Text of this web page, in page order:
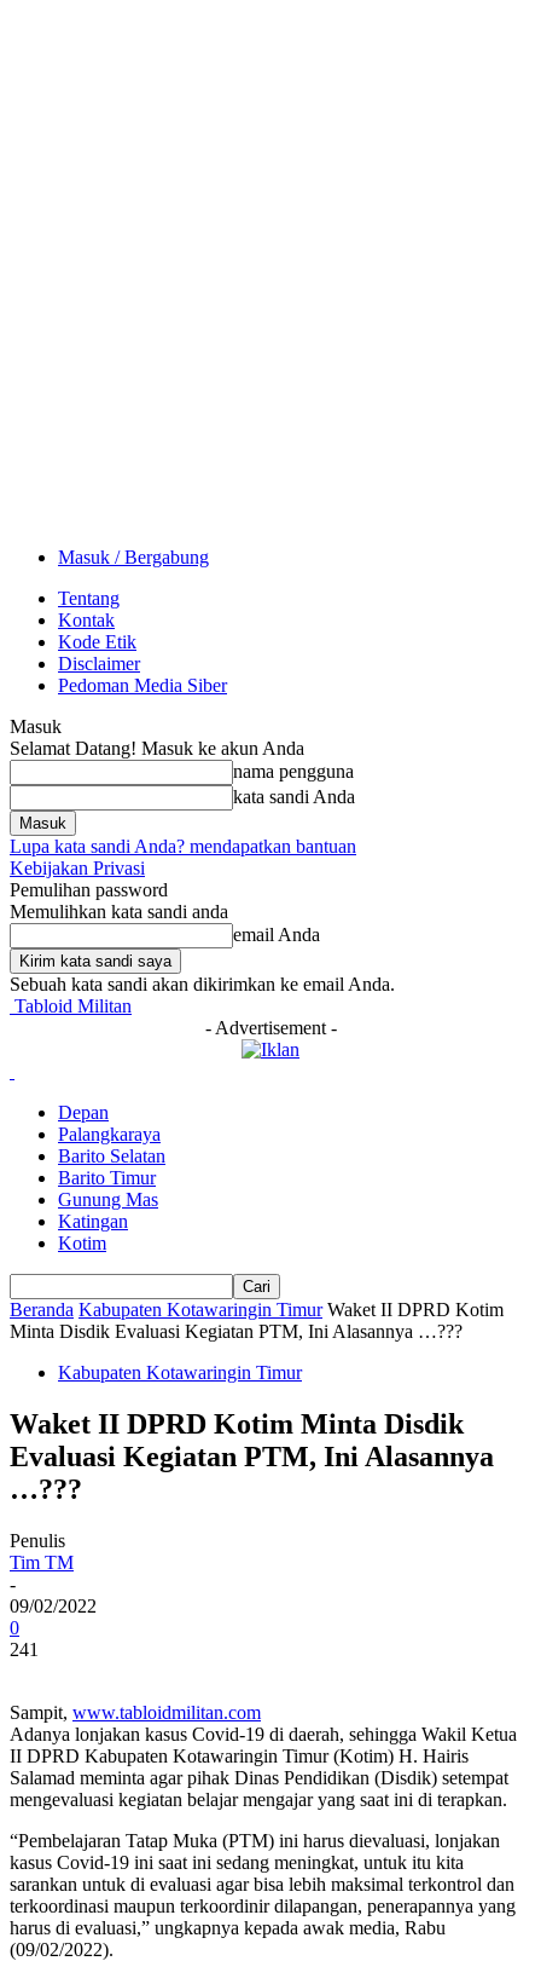
Masuk / Bergabung
Tentang
Kontak
Kode Etik
Disclaimer
Pedoman Media Siber
Masuk
Selamat Datang! Masuk ke akun Anda
nama pengguna
kata sandi Anda
Lupa kata sandi Anda? mendapatkan bantuan
Kebijakan Privasi
Pemulihan password
Memulihkan kata sandi anda
email Anda
Sebuah kata sandi akan dikirimkan ke email Anda.
Tabloid Militan
- Advertisement -
Depan
Palangkaraya
Barito Selatan
Barito Timur
Gunung Mas
Katingan
Kotim
Beranda Kabupaten Kotawaringin Timur Waket II DPRD Kotim
Minta Disdik Evaluasi Kegiatan PTM, Ini Alasannya …???
Kabupaten Kotawaringin Timur
Waket II DPRD Kotim Minta Disdik
Evaluasi Kegiatan PTM, Ini Alasannya
…???
Penulis
Tim TM
-
09/02/2022
0
241
Sampit, www.tabloidmilitan.com
Adanya lonjakan kasus Covid-19 di daerah, sehingga Wakil Ketua
II DPRD Kabupaten Kotawaringin Timur (Kotim) H. Hairis
Salamad meminta agar pihak Dinas Pendidikan (Disdik) setempat
mengevaluasi kegiatan belajar mengajar yang saat ini di terapkan.
“Pembelajaran Tatap Muka (PTM) ini harus dievaluasi, lonjakan
kasus Covid-19 ini saat ini sedang meningkat, untuk itu kita
sarankan untuk di evaluasi agar bisa lebih maksimal terkontrol dan
terkoordinasi maupun terkoordinir dilapangan, penerapannya yang
harus di evaluasi,” ungkapnya kepada awak media, Rabu
(09/02/2022).